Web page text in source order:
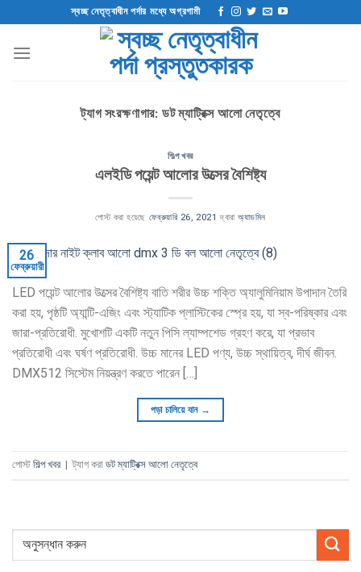
যাও
কন্টেন্ট
স্বচ্ছ নেতৃত্বাধীন পর্দার মধ্যে অগ্রগামী
ট্যাগ সংরক্ষণাগার: ডট ম্যাট্রিক্স আলো নেতৃত্বে
শিল্প খবর
এলইডি পয়েন্ট আলোর উত্সের বৈশিষ্ট্য
পোস্ট করা হয়েছে ফেব্রুয়ারি 26, 2021 দ্বারাঅ্যাডমিন
26
ফেব্রুয়ারী
LED পয়েন্ট আলোর উত্সের বৈশিষ্ট্য বাতি শরীর উচ্চ শক্তি অ্যালুমিনিয়াম উপাদান তৈরি
করা হয়, পৃষ্ঠটি অ্যান্টি-এজিং এবং স্ট্যাটিক প্লাস্টিকের স্প্রে হয়, যা স্ব-পরিষ্কার এবং
জারা-প্রতিরোধী. মুখোশটি একটি নতুন পিসি ল্যাম্পশেড গ্রহণ করে, যা প্রভাব
প্রতিরোধী এবং ঘর্ষণ প্রতিরোধী. উচ্চ মানের LED পণ্য, উচ্চ স্থায়িত্ব, দীর্ঘ জীবন.
DMX512 সিস্টেম নিয়ন্ত্রণ করতে পারেন […]
পড়া চালিয়ে যান →
পোস্ট শিল্প খবর | ট্যাগ করা ডট ম্যাট্রিক্স আলো নেতৃত্বে